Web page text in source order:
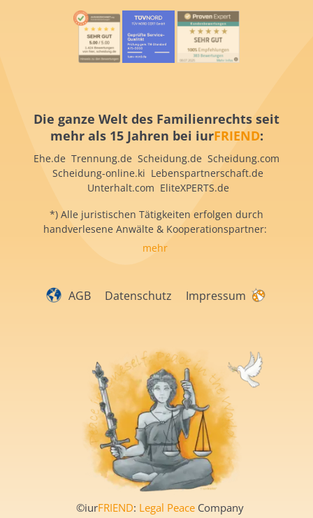
Die ganze Welt des Familienrechts seit
mehr als 15 Jahren bei iurFRIEND:
Ehe.de Trennung.de Scheidung.de Scheidung.com
Scheidung-online.ki Lebenspartnerschaft.de
Unterhalt.com EliteXPERTS.de
*) Alle juristischen Tätigkeiten erfolgen durch
handverlesene Anwälte & Kooperationspartner:
mehr
AGB Datenschutz Impressum
©iurFRIEND: Legal Peace Company